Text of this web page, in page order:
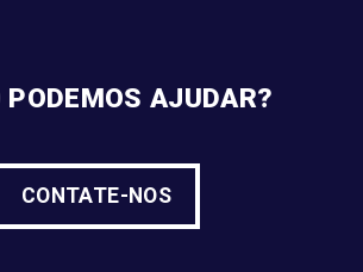
PODEMOS AJUDAR?
CONTATE-NOS